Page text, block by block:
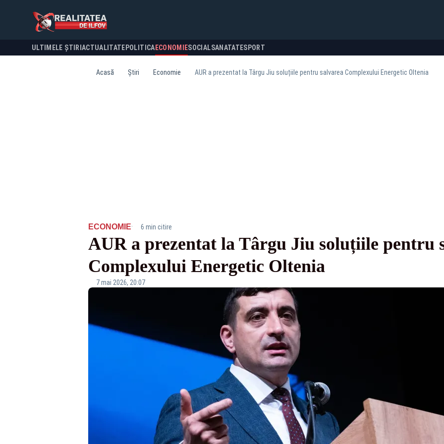
ULTIMELE ȘTIRI ACTUALITATE POLITICA ECONOMIESOCIALSANATATESPORT
Acasă Știri Economie AUR a prezentat la Târgu Jiu soluțiile pentru salvarea Complexului Energetic Oltenia
ECONOMIE· 6 min citire
AUR a prezentat la Târgu Jiu soluțiile pentru
Complexului Energetic Oltenia
7 mai 2026, 20:07